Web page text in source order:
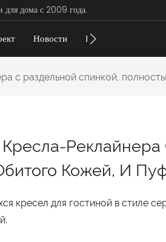
для дома с 2009 года.
Новости Контакт
с раздельной спинкой,
Кожей, И
кресел для гостиной в стиле